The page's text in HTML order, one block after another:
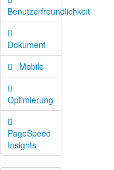
Benutzerfreundlichkeit
Dokument
Mobile
Optimierung
PageSpeed
Insights